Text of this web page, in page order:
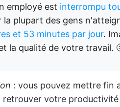
employé est interrompu
la plupart des gens
et 53 minutes par jour.
la qualité de votre travail.
: vous pouvez mettre fin
votre